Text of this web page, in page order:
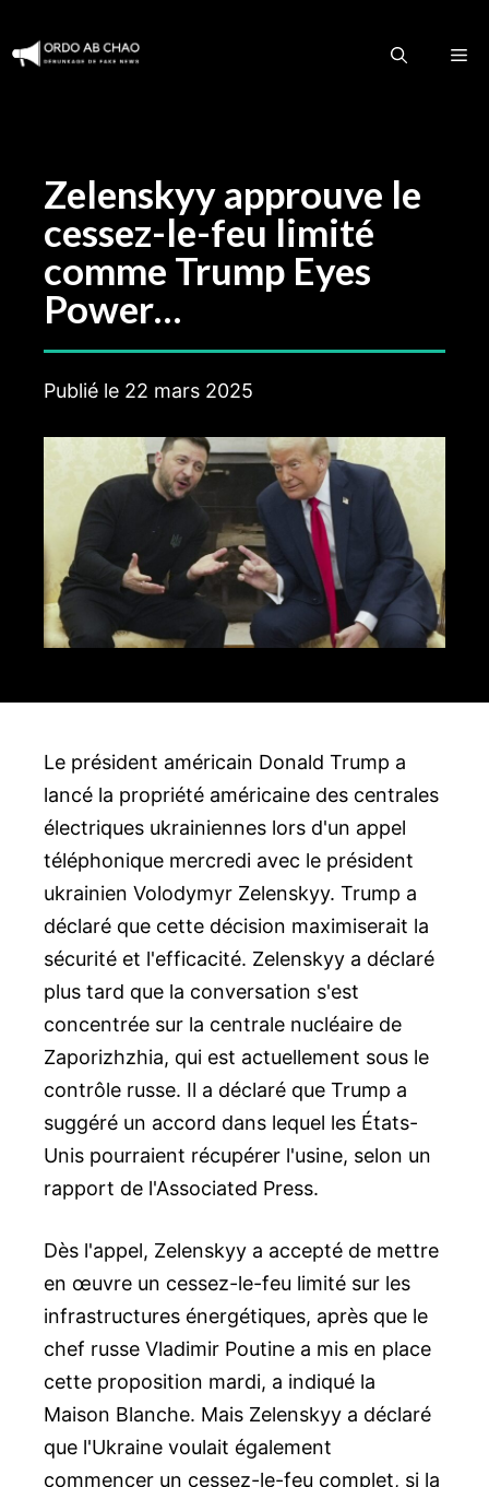
au
Zelenskyy approuve le
cessez-le-feu limité
comme Trump Eyes
Power…
Publié le 22 mars 2025
Le président américain Donald Trump a
lancé la propriété américaine des centrales
électriques ukrainiennes lors d'un appel
téléphonique mercredi avec le président
ukrainien Volodymyr Zelenskyy. Trump a
déclaré que cette décision maximiserait la
sécurité et l'efficacité. Zelenskyy a déclaré
plus tard que la conversation s'est
concentrée sur la centrale nucléaire de
Zaporizhzhia, qui est actuellement sous le
contrôle russe. Il a déclaré que Trump a
suggéré un accord dans lequel les États-
Unis pourraient récupérer l'usine, selon un
rapport de l'Associated Press.
Dès l'appel, Zelenskyy a accepté de mettre
en œuvre un cessez-le-feu limité sur les
infrastructures énergétiques, après que le
chef russe Vladimir Poutine a mis en place
cette proposition mardi, a indiqué la
Maison Blanche. Mais Zelenskyy a déclaré
que l'Ukraine voulait également
commencer un cessez-le-feu complet, si la